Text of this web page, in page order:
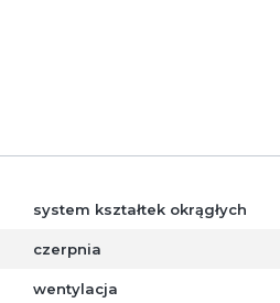
system kształtek okrągłych
czerpnia
wentylacja